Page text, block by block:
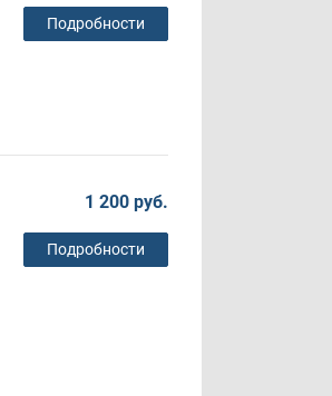
Подробности
1 200 руб.
Подробности